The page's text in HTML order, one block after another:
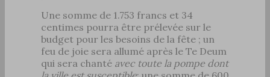
Une somme de 1.753 francs et 34
centimes pourra être prélevée sur le
budget pour les besoins de la fête ; un
feu de joie sera allumé après le Te Deum
qui sera chanté avec toute la pompe dont